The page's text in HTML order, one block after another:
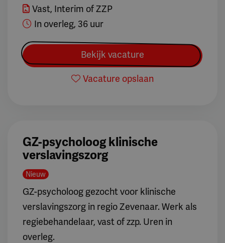
Vast, Interim of ZZP
In overleg, 36 uur
Bekijk vacature
Vacature opslaan
GZ-psycholoog klinische
verslavingszorg
Nieuw
GZ-psycholoog gezocht voor klinische
verslavingszorg in regio Zevenaar. Werk als
regiebehandelaar, vast of zzp. Uren in
overleg.